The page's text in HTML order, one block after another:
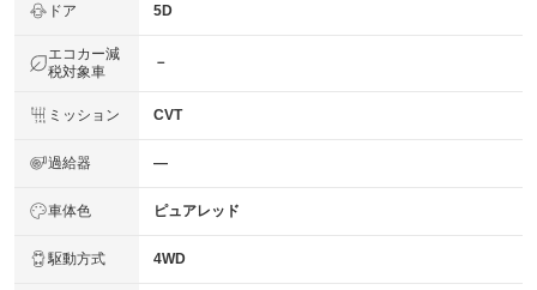
ドア 5D
エコカー減
税対象車
－
ミッション CVT
過給器 ―
車体色 ピュアレッド
駆動方式 4WD